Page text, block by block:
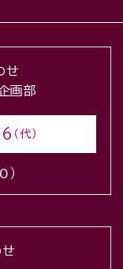
せ
画部
（代）